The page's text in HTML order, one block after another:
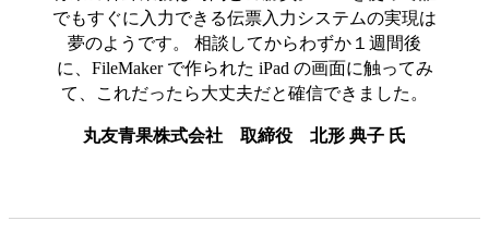
でもすぐに入力できる伝票入力システムの実現は
夢のようです。 相談してからわずか１週間後
に、FileMaker で作られた iPad の画面に触ってみ
て、これだったら大丈夫だと確信できました。
丸友青果株式会社 取締役 北形 典子 氏